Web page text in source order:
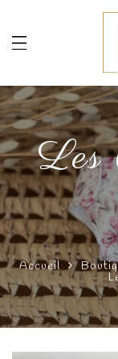
Les
Accueil